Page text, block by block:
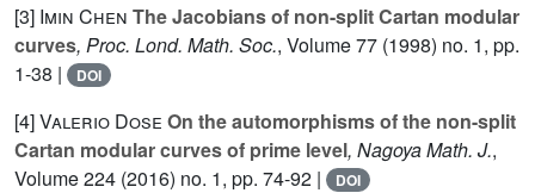
[3] Imin Chen The Jacobians of non-split Cartan modular
curves, Proc. Lond. Math. Soc., Volume 77 (1998) no. 1, pp.
1-38 |
DOI
[4]Valerio Dose On the automorphisms of the non-split
Cartan modular curves of prime level, Nagoya Math. J.,
Volume 224 (2016) no. 1, pp. 74-92 | DOI